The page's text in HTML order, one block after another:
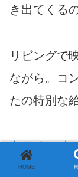
き出てくる
リビングで
ながら。コ
たの特別な
目次へ戻
HOME